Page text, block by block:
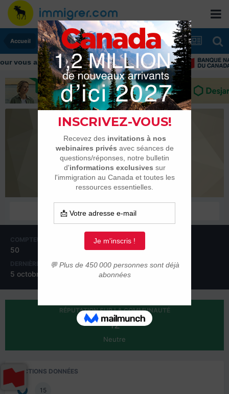
Accueil
vous aider tout au long de votre transition
MainaRose
Membres
COMPTEUR DE CONTENUS
50
INSCRIPTION
8 août 2019
DERNIÈRE VISITE
5 octobre 2021
RÉPUTATION SUR LA COMMUNAUTÉ
12
Neutre
RÉACTIONS DONNÉES
15